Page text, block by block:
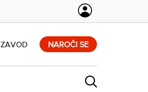
ZAVOD NAROČI SE